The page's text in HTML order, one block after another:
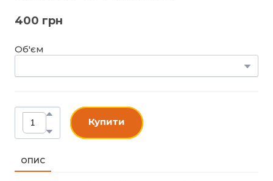
400 грн
Об'єм
Купити
ОПИС